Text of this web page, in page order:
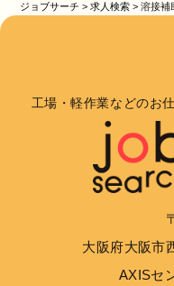
ジョブサーチ >求人検索 >溶接補
工場・軽作業などのお
大阪府大阪市
AXISセ